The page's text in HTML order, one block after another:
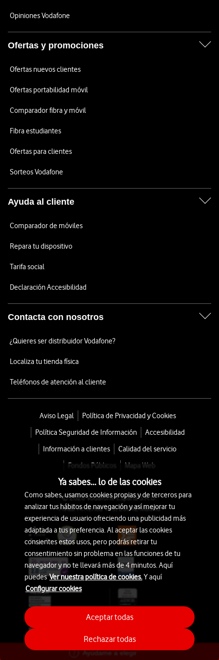
Ayúdame a elegir
Opiniones Vodafone
Ofertas y promociones
Ofertas nuevos clientes
Ofertas portabilidad móvil
Comparador fibra y móvil
Fibra estudiantes
Ofertas para clientes
Sorteos Vodafone
Ayuda al cliente
Comparador de móviles
Repara tu dispositivo
Tarifa social
Declaración Accesibilidad
Contacta con nosotros
¿Quieres ser distribuidor Vodafone?
Localiza tu tienda física
Teléfonos de atención al cliente
Aviso Legal
Política de Privacidad y Cookies
Política Seguridad de Información
Accesibilidad
Información a clientes
Calidad del servicio
Fondos Públicos
Mapa Web
© 2026 Vodafone España S.A.U.
Avda. América 115, 28042 Madrid
Ya sabes... lo de las cookies
Como sabes, usamos cookies propias y de terceros para
analizar tus hábitos de navegación y así mejorar tu
experiencia de usuario ofreciendo una publicidad más
adaptada a tus preferencia. Al aceptar las cookies
consientes estos usos, pero podrás retirar tu
consentimiento sin problema en las funciones de tu
navegador y no te llevará más de 4 minutos. Aquí
puedesVer nuestra política de cookies.Y aquí
Configurar cookies
Rechazar todas
Aceptar todas